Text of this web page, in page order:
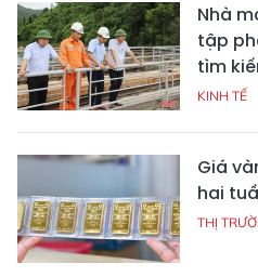
Nhà
tập
tìm
KINH TẾ
Giá
hai
THỊ